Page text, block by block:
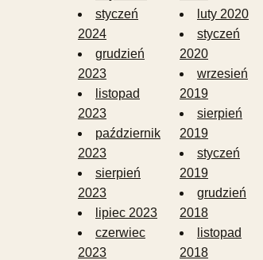
styczeń
2024
grudzień
2023
listopad
2023
październik
2023
sierpień
2023
lipiec 2023
czerwiec
2023
luty 2020
styczeń
2020
wrzesień
2019
sierpień
2019
styczeń
2019
grudzień
2018
listopad
2018